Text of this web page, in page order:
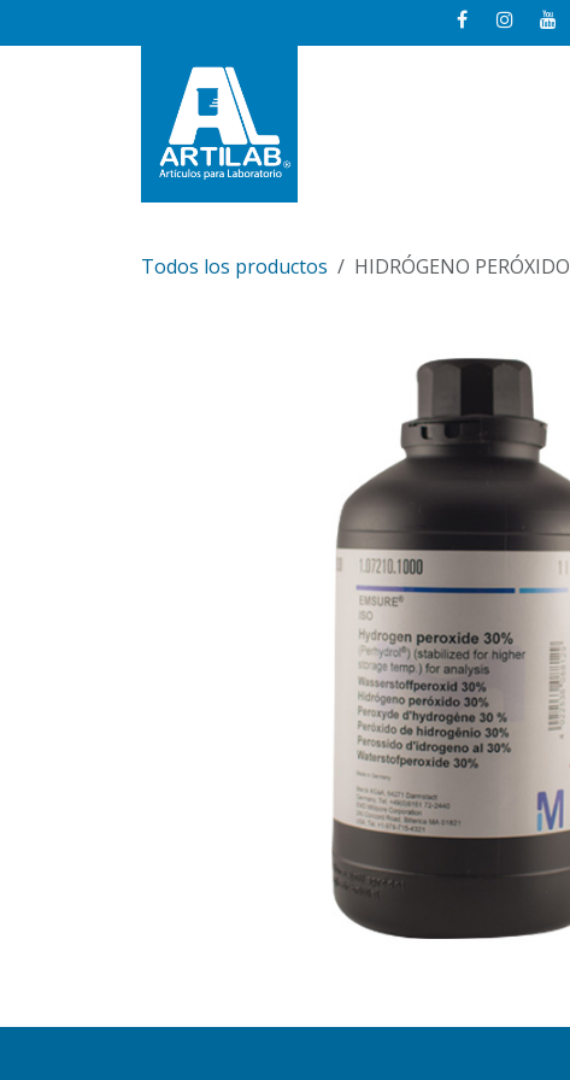
Todos los productos HIDRÓGENO PERÓXIDO